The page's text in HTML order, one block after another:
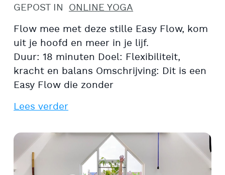
GEPOST IN ONLINE YOGA
Flow mee met deze stille Easy Flow, kom
uit je hoofd en meer in je lijf.
Duur: 18 minuten Doel: Flexibiliteit,
kracht en balans Omschrijving: Dit is een
Easy Flow die zonder
Lees verder